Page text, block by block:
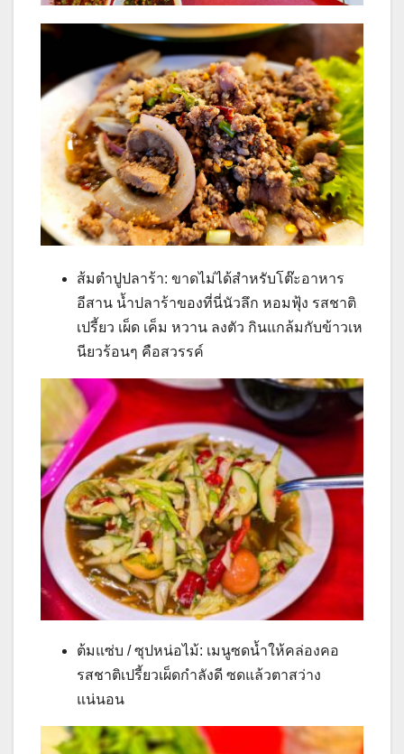
ส้มตำปูปลาร้า: ขาดไม่ได้สำหรับโต๊ะอาหาร
อีสาน น้ำปลาร้าของที่นี่นัวลึก หอมฟุ้ง รสชาติ
เปรี้ยว เผ็ด เค็ม หวาน ลงตัว กินแกล้มกับข้าวเห
นียวร้อนๆ คือสวรรค์
ต้มแซ่บ / ซุปหน่อไม้: เมนูซดน้ำให้คล่องคอ
รสชาติเปรี้ยวเผ็ดกำลังดี ซดแล้วตาสว่าง
แน่นอน